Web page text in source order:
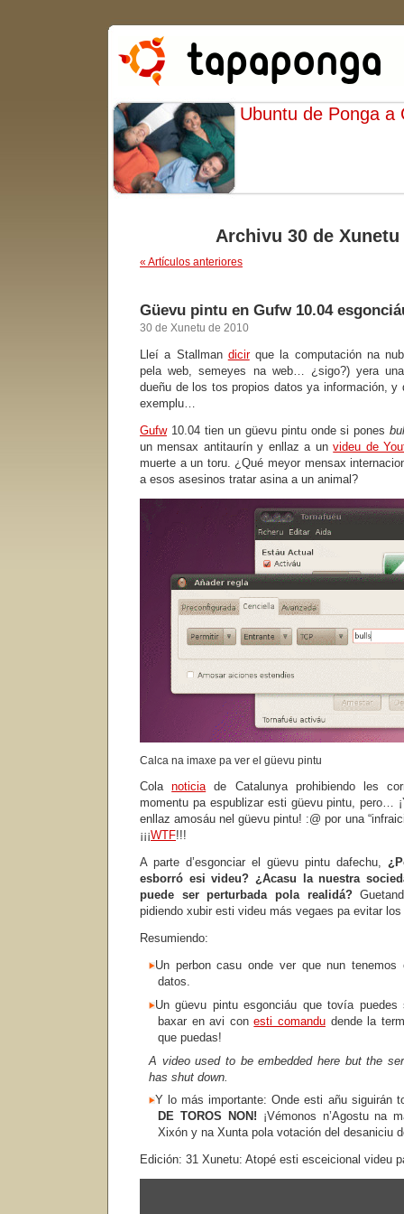
Ubuntu de Ponga
Archivu 30 de Xunetu
« Artículos anteriores
Güevu pintu en Gufw 10.04
30 de Xunetu de 2010
Lleí a Stallman dicirque la computación na
pela web, semeyes na web… ¿sigo?) yera
dueñu de los tos propios datos ya información, y
exemplu…
Gufw10.04 tien un güevu pintu onde si pones
un mensax antitaurín y enllaz a unvideu de
muerte a un toru. ¿Qué meyor mensax
a esos asesinos tratar asina a un animal?
Calca na imaxe pa ver el güevu pintu
Colanoticiade Catalunya prohibiendo les
momentu pa espublizar esti güevu pintu, pero…
enllaz amosáu nel güevu pintu! :@ por una
¡¡¡WTF!!!
A parte d’esgonciar el güevu pintu dafechu,
esborró esi videu? ¿Acasu la nuestra
puede ser perturbada pola realidá?
pidiendo xubir esti videu más vegaes pa evitar
Resumiendo:
Un perbon casu onde ver que nun tenemos
datos.
Un güevu pintu esgonciáu que tovía
baxar en avi conesti comandudende la
que puedas!
A video used to be embedded here but the
has shut down.
Y lo más importante: Onde esti añu siguirán
DE TOROS NON! ¡Vémonos n’Agostu na
Xixón y na Xunta pola votación del desaniciu
Edición: 31 Xunetu: Atopé esti esceicional videu